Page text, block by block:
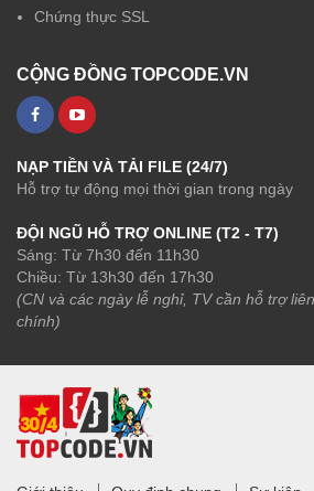
Chứng thực SSL
CỘNG ĐỒNG TOPCODE.VN
NẠP TIỀN VÀ TẢI FILE (24/7)
Hỗ trợ tự động mọi thời gian trong ngày
ĐỘI NGŨ HỖ TRỢ ONLINE (T2 - T7)
Sáng: Từ 7h30 đến 11h30
Chiều: Từ 13h30 đến 17h30
(CN và các ngày lễ nghỉ, TV cần hỗ trợ
chính)